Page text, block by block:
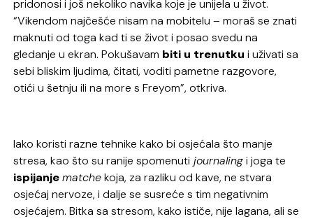
pridonosi i još nekoliko navika koje je unijela u život.
“Vikendom najčešće nisam na mobitelu – moraš se znati
maknuti od toga kad ti se život i posao svedu na
gledanje u ekran. Pokušavam biti u trenutku i uživati sa
sebi bliskim ljudima, čitati, voditi pametne razgovore,
otići u šetnju ili na more s Freyom”, otkriva.
Iako koristi razne tehnike kako bi osjećala što manje
stresa, kao što su ranije spomenuti journalingi joga te
ispijanjematchekoja, za razliku od kave, ne stvara
osjećaj nervoze, i dalje se susreće s tim negativnim
osjećajem. Bitka sa stresom, kako ističe, nije lagana, ali se